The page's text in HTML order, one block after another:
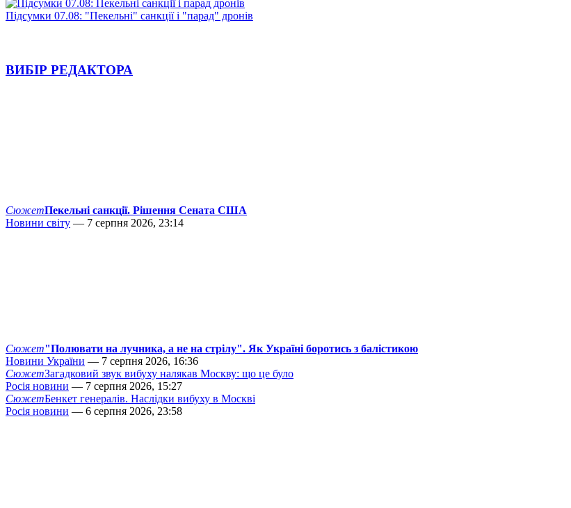
Підсумки 07.08: "Пекельні" санкції і "парад" дронів
ВИБІР РЕДАКТОРА
СюжетПекельні санкції. Рішення Сената США
Новини світу — 7 серпня 2026, 23:14
Сюжет"Полювати на лучника, а не на стрілу". Як Україні боротись з балістикою
Новини України — 7 серпня 2026, 16:36
СюжетЗагадковий звук вибуху налякав Москву: що це було
Росія новини — 7 серпня 2026, 15:27
СюжетБенкет генералів. Наслідки вибуху в Москві
Росія новини — 6 серпня 2026, 23:58